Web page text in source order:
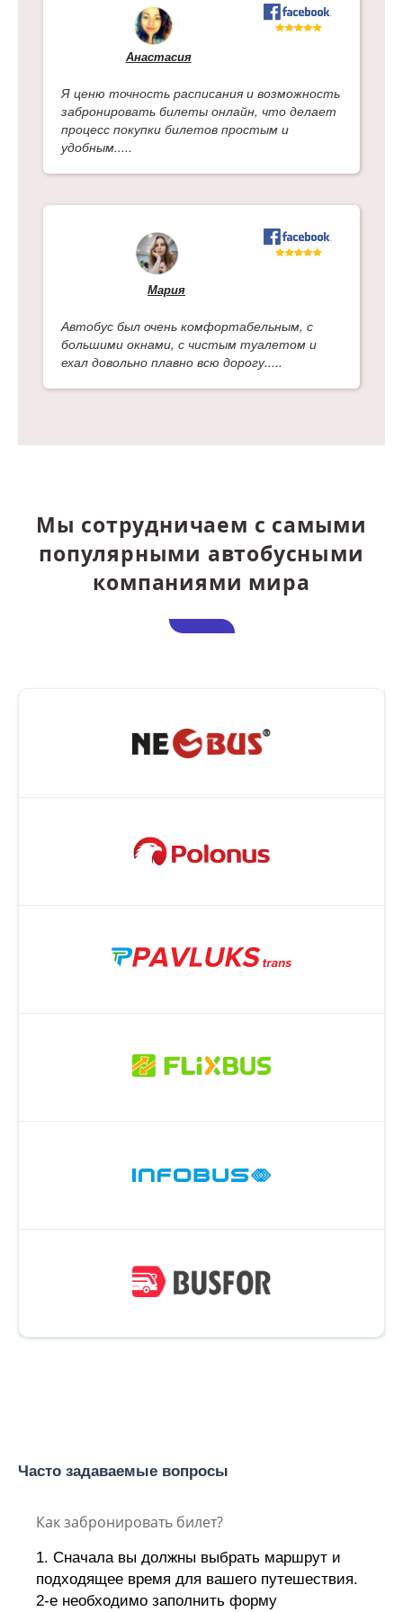
Анастасия
Я ценю точность расписания и возможность
забронировать билеты онлайн, что делает
процесс покупки билетов простым и
удобным.....
Мария
Автобус был очень комфортабельным, с
большими окнами, с чистым туалетом и
ехал довольно плавно всю дорогу.....
Мы сотрудничаем с самыми
популярными автобусными
компаниями мира
Часто задаваемые вопросы
Как забронировать билет?
1. Сначала вы должны выбрать маршрут и
подходящее время для вашего путешествия.
2-е необходимо заполнить форму